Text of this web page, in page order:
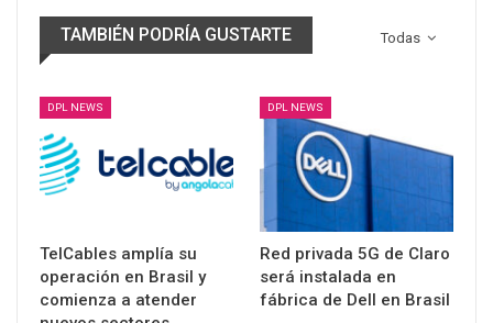
Todas
TAMBIÉN PODRÍA GUSTARTE
DPL NEWS
TelCables amplía su
operación en Brasil y
comienza a atender
DPL NEWS
Red privada 5G de Claro
será instalada en
fábrica de Dell en Brasil